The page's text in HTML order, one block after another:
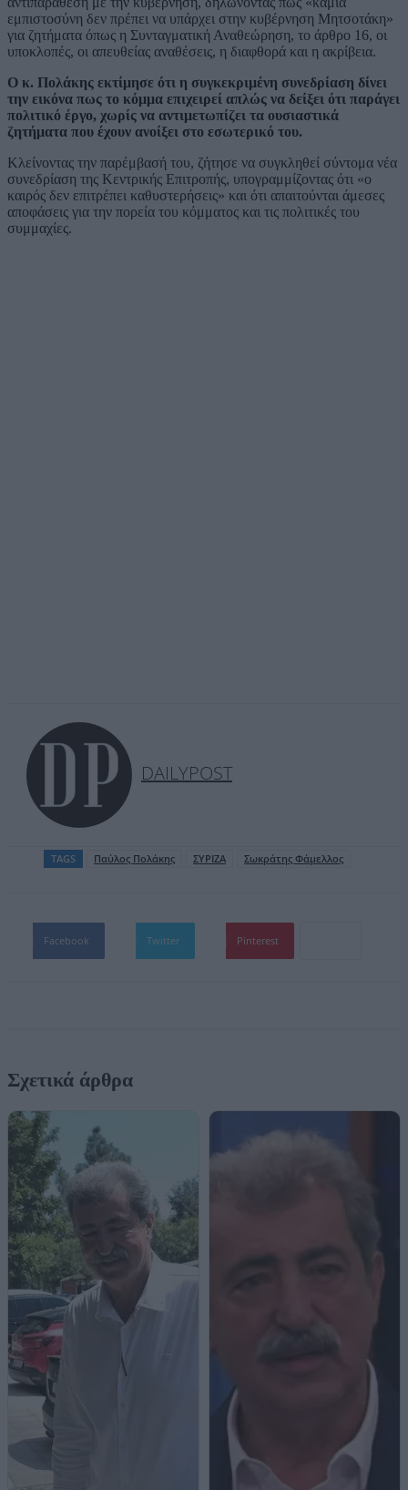
εμπιστοσύνη δεν πρέπει να υπάρχει στην κυβέρνηση Μητσοτάκη»
για ζητήματα όπως η Συνταγματική Αναθεώρηση, το άρθρο 16, οι
υποκλοπές, οι απευθείας αναθέσεις, η διαφθορά και η ακρίβεια.
Ο κ. Πολάκης εκτίμησε ότι η συγκεκριμένη συνεδρίαση δίνει
την εικόνα πως το κόμμα επιχειρεί απλώς να δείξει ότι παράγει
πολιτικό έργο, χωρίς να αντιμετωπίζει τα ουσιαστικά
ζητήματα που έχουν ανοίξει στο εσωτερικό του.
Κλείνοντας την παρέμβασή του, ζήτησε να συγκληθεί σύντομα νέα
συνεδρίαση της Κεντρικής Επιτροπής, υπογραμμίζοντας ότι «ο
καιρός δεν επιτρέπει καθυστερήσεις» και ότι απαιτούνται άμεσες
αποφάσεις για την πορεία του κόμματος και τις πολιτικές του
συμμαχίες.
DAILYPOST
TAGS Παύλος Πολάκης ΣΥΡΙΖΑ Σωκράτης Φάμελλος
Facebook Twitter Pinterest
Σχετικά άρθρα